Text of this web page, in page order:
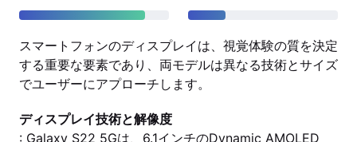
スマートフォンのディスプレイは、視覚体験の質を決定
する重要な要素であり、両モデルは異なる技術とサイズ
でユーザーにアプローチします。
ディスプレイ技術と解像度
: Galaxy S22 5Gは、6.1インチのDynamic AMOLED